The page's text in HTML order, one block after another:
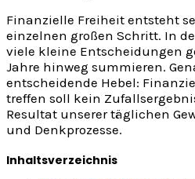
Finanzielle Freiheit entsteht
einzelnen großen Schritt. In
viele kleine Entscheidungen
Jahre hinweg summieren.
entscheidende Hebel:
treffen soll kein
Resultat unserer täglichen
und Denkprozesse.
Inhaltsverzeichnis